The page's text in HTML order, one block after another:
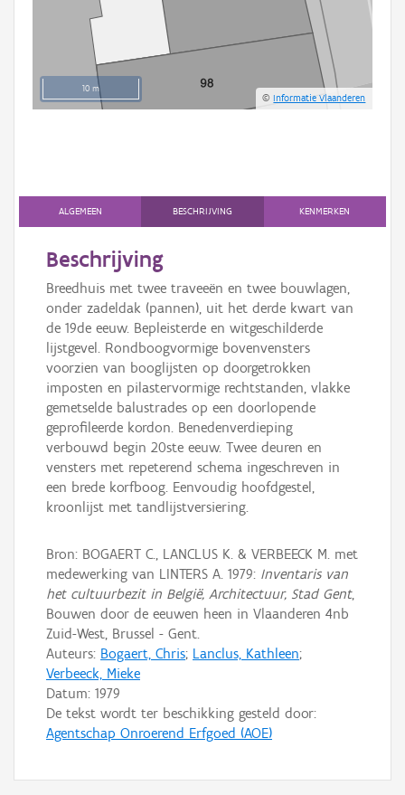
10 m
©Informatie Vlaanderen
ALGEMEEN BESCHRIJVING KENMERKEN
Beschrijving
Breedhuis met twee traveeën en twee bouwlagen,
onder zadeldak (pannen), uit het derde kwart van
de 19de eeuw. Bepleisterde en witgeschilderde
lijstgevel. Rondboogvormige bovenvensters
voorzien van booglijsten op doorgetrokken
imposten en pilastervormige rechtstanden, vlakke
gemetselde balustrades op een doorlopende
geprofileerde kordon. Benedenverdieping
verbouwd begin 20ste eeuw. Twee deuren en
vensters met repeterend schema ingeschreven in
een brede korfboog. Eenvoudig hoofdgestel,
kroonlijst met tandlijstversiering.
Bron: BOGAERT C., LANCLUS K. & VERBEECK M. met
medewerking van LINTERS A. 1979: Inventaris van
het cultuurbezit in België, Architectuur, Stad Gent,
Bouwen door de eeuwen heen in Vlaanderen 4nb
Zuid-West, Brussel - Gent.
Auteurs: Bogaert, Chris; Lanclus, Kathleen;
Verbeeck, Mieke
Datum: 1979
De tekst wordt ter beschikking gesteld door:
Agentschap Onroerend Erfgoed (AOE)